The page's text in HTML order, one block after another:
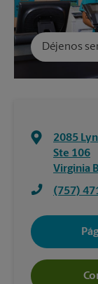
Déjenos
2085
Ste 106
Virginia
(757)